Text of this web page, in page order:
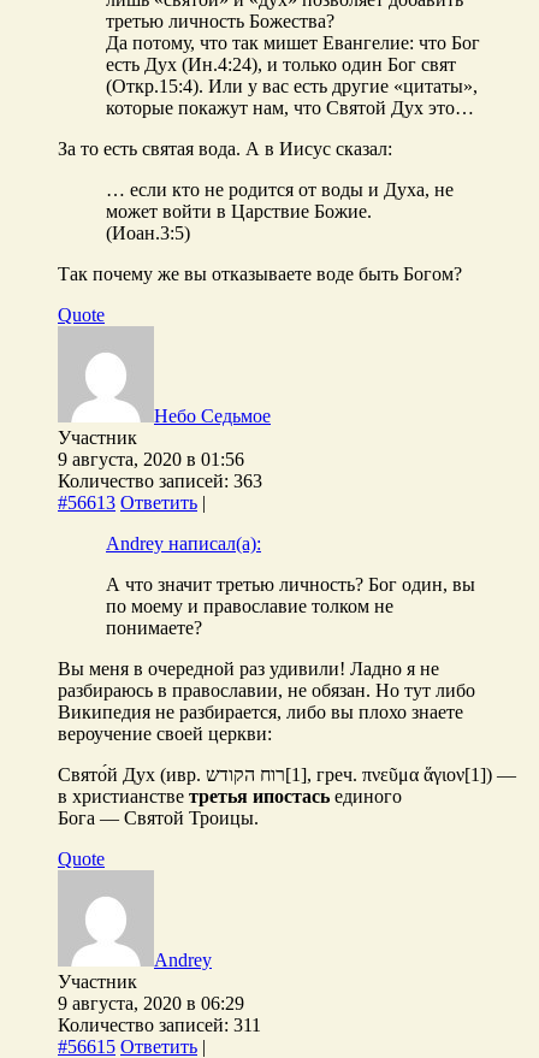
третью личность Божества?
Да потому, что так мишет Евангелие: что Бог
есть Дух (Ин.4:24), и только один Бог свят
(Откр.15:4). Или у вас есть другие «цитаты»,
которые покажут нам, что Святой Дух это…
За то есть святая вода. А в Иисус сказал:
… если кто не родится от воды и Духа, не
может войти в Царствие Божие.
(Иоан.3:5)
Так почему же вы отказываете воде быть Богом?
Quote
Небо Седьмое
Участник
9 августа, 2020 в 01:56
Количество записей: 363
#56613 Ответить |
Andrey написал(а):
А что значит третью личность? Бог один, вы
по моему и православие толком не
понимаете?
Вы меня в очередной раз удивили! Ладно я не
разбираюсь в православии, не обязан. Но тут либо
Википедия не разбирается, либо вы плохо знаете
вероучение своей церкви:
Свято́й Дух (ивр. ‏רוח הקודש‏‎[1], греч. πνεῦμα ἅγιον[1]) —
в христианстве третья ипостась единого
Бога — Святой Троицы.
Quote
Andrey
Участник
9 августа, 2020 в 06:29
Количество записей: 311
#56615 Ответить |